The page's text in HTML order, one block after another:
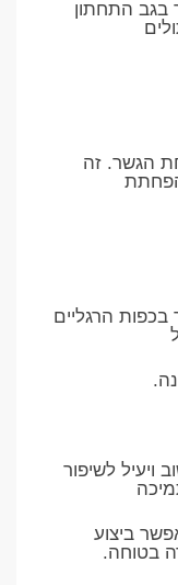
התחתון
הגשר. זה
הרגליים
ויעיל לשיפור
ביצוע
בטוחה.